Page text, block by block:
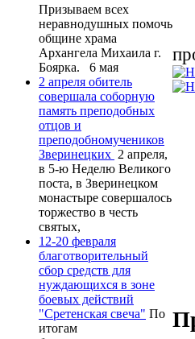
Призываем всех
неравнодушных помочь
общине храма
Архангела Михаила г.
Боярка. 6 мая
2 апреля обитель
совершала соборную
память преподобных
отцов и
преподобномучеников
Зверинецких 2 апреля,
в 5-ю Неделю Великого
поста, в Зверинецком
монастыре совершалось
торжество в честь
святых,
12-20 февраля
благотворительный
сбор средств для
нуждающихся в зоне
боевых действий
"Сретенская свеча" По
итогам